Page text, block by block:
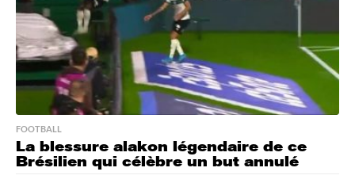
FOOTBALL
La blessure alakon légendaire de ce
Brésilien qui célèbre un but annulé